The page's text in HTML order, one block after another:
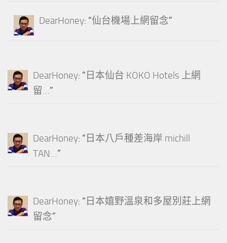
DearHoney: “仙台機場上網留念”
DearHoney: “ 日本仙台 KOKO Hotels 上網
留…”
DearHoney: “ 日本八戶種差海岸 michill
TAN…”
DearHoney: “ 日本嬉野溫泉和多屋別莊上網
留念”